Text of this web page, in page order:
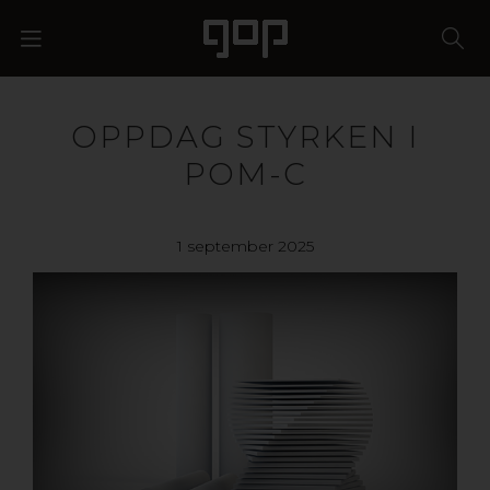
OPPDAG STYRKEN I
POM-C
1 september 2025